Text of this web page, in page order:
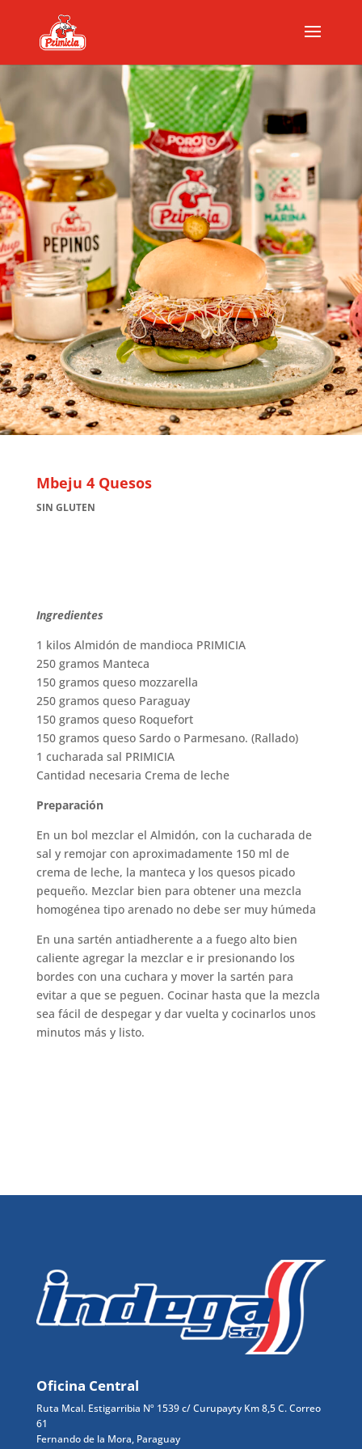
Mbeju 4 Quesos
SIN GLUTEN
Ingredientes
1 kilos Almidón de mandioca PRIMICIA
250 gramos Manteca
150 gramos queso mozzarella
250 gramos queso Paraguay
150 gramos queso Roquefort
150 gramos queso Sardo o Parmesano. (Rallado)
1 cucharada sal PRIMICIA
Cantidad necesaria Crema de leche
Preparación
En un bol mezclar el Almidón, con la cucharada de
sal y remojar con aproximadamente 150 ml de
crema de leche, la manteca y los quesos picado
pequeño. Mezclar bien para obtener una mezcla
homogénea tipo arenado no debe ser muy húmeda
En una sartén antiadherente a a fuego alto bien
caliente agregar la mezclar e ir presionando los
bordes con una cuchara y mover la sartén para
evitar a que se peguen. Cocinar hasta que la mezcla
sea fácil de despegar y dar vuelta y cocinarlos unos
minutos más y listo.
Oficina Central
Ruta Mcal. Estigarribia Nº 1539c/ Curupayty Km 8,5 C. Correo
61
Fernando de la Mora, Paraguay